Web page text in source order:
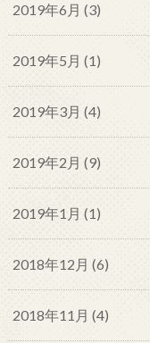
2019年6月 (3)
2019年5月 (1)
2019年3月 (4)
2019年2月 (9)
2019年1月 (1)
2018年12月 (6)
2018年11月 (4)